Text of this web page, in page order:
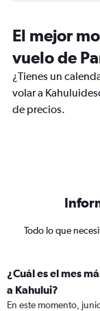
El mejor
vuelo de
¿Tienes un
volar a
de precios.
Todo lo que
¿Cuál es el mes
a Kahului?
En este momento,